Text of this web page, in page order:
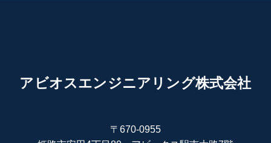
アビオスエンジニアリング株式会社
〒670-0955